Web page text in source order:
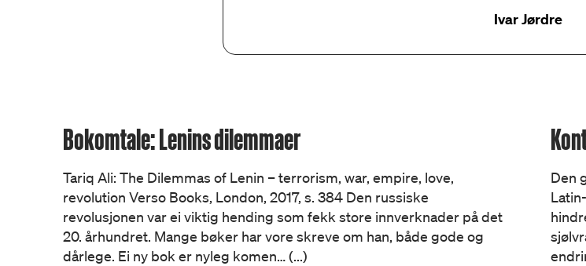
Ivar Jørdre
Bokomtale: Lenins dilemmaer
Tariq Ali: The Dilemmas of Lenin – terrorism, war, empire, love,
revolution Verso Books, London, 2017, s. 384 Den russiske
revolusjonen var ei viktig hending som fekk store innverknader på det
20. århundret. Mange bøker har vore skreve om han, både gode og
dårlege. Ei ny bok er nyleg komen… (...)
Den